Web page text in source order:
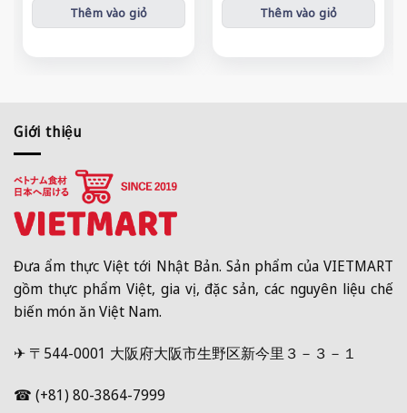
Thêm vào giỏ Thêm vào giỏ
Giới thiệu
Đưa ẩm thực Việt tới Nhật Bản. Sản phẩm của VIETMART
gồm thực phẩm Việt, gia vị, đặc sản, các nguyên liệu chế
biến món ăn Việt Nam.
✈ 〒544-0001 大阪府大阪市生野区新今里３－３－１
☎ (+81) 80-3864-7999